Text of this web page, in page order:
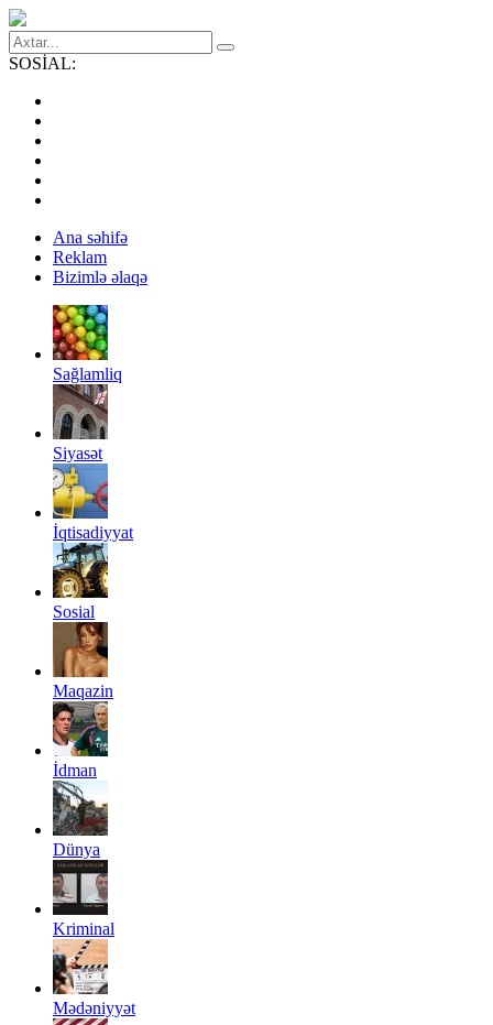
SOSİAL:
Ana səhifə
Reklam
Bizimlə əlaqə
Sağlamliq
Siyasət
İqtisadiyyat
Sosial
Maqazin
İdman
Dünya
Kriminal
Mədəniyyət